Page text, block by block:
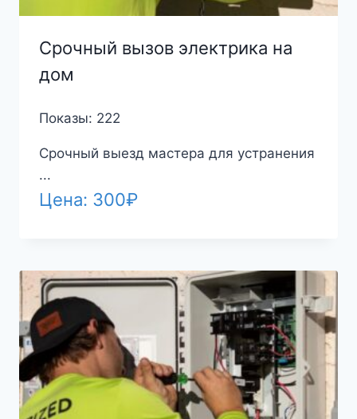
Срочный вызов электрика на
дом
Показы: 222
Срочный выезд мастера для устранения
...
Цена: 300₽